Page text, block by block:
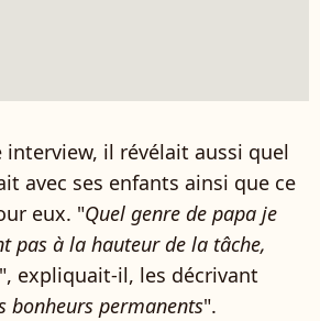
interview, il révélait aussi quel
avec ses enfants ainsi que ce
eux. "Quel genre de papa je
pas à la hauteur de la tâche,
", expliquait-il, les décrivant
bonheurs permanents".